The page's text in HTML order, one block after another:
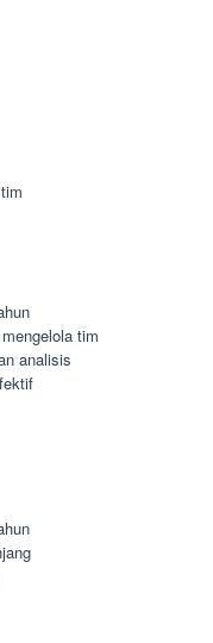
tim
analisis